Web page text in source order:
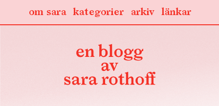
länkar
arkiv
kategorier
om sara